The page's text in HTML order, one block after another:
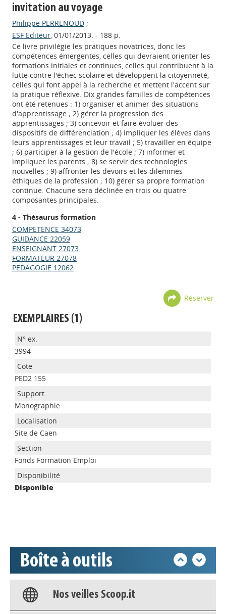
invitation au voyage
Philippe PERRENOUD ;
ESF Editeur, 01/01/2013. - 188 p.
Ce livre privilégie les pratiques novatrices, donc les
compétences émergentes, celles qui devraient orienter les
formations initiales et continues, celles qui contribuent à la
lutte contre l'échec scolaire et développent la citoyenneté,
celles qui font appel à la recherche et mettent l'accent sur
la pratique réflexive. Dix grandes familles de compétences
ont été retenues : 1) organiser et animer des situations
d'apprentissage ; 2) gérer la progression des
apprentissages ; 3) concevoir et faire évoluer des
dispositifs de différenciation ; 4) impliquer les élèves dans
leurs apprentissages et leur travail ; 5) travailler en équipe
; 6) participer à la gestion de l'école ; 7) informer et
impliquer les parents ; 8) se servir des technologies
nouvelles ; 9) affronter les devoirs et les dilemmes
éthiques de la profession ; 10) gérer sa propre formation
continue. Chacune sera déclinée en trois ou quatre
composantes principales.
4 - Thésaurus formation
COMPETENCE 34073
GUIDANCE 22059
ENSEIGNANT 27073
FORMATEUR 27078
PEDAGOGIE 12062
Réserver
EXEMPLAIRES (1)
3994
PED2 155
Monographie
Site de Caen
Fonds Formation Emploi
Disponible
Boîte à outils
Appels à projets
Base documentaire
Nos veilles Scoop.it